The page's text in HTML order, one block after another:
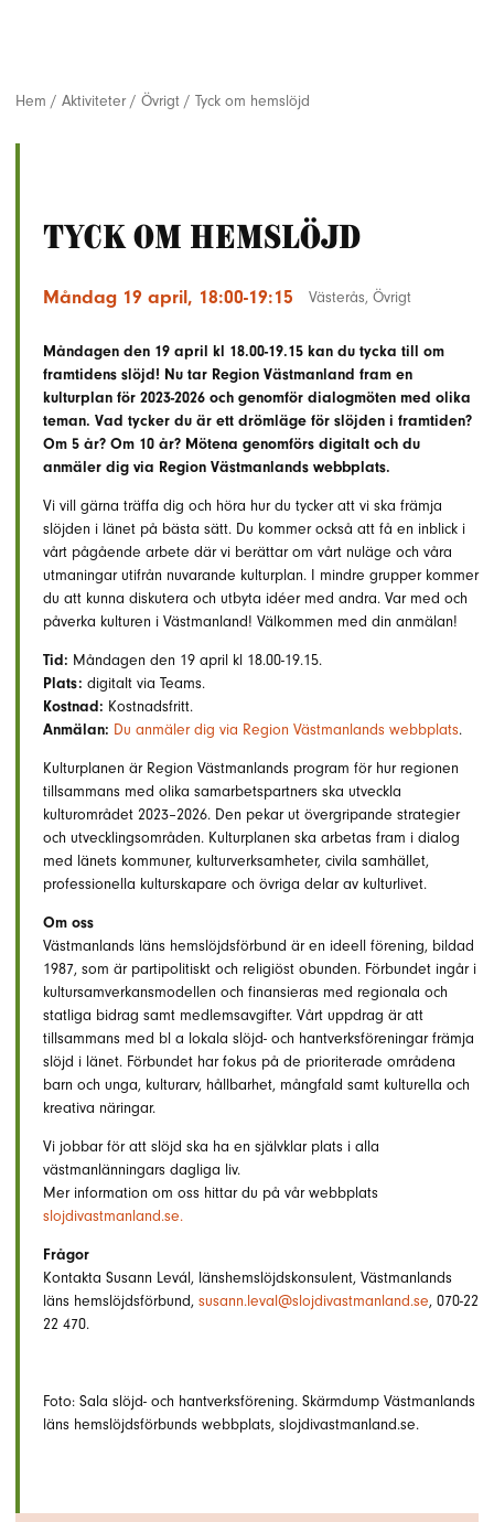
Hem / Aktiviteter / Övrigt / Tyck om hemslöjd
Tyck om hemslöjd
Måndag 19 april, 18:00-19:15 Västerås, Övrigt
Måndagen den 19 april kl 18.00-19.15 kan du tycka till om
framtidens slöjd! Nu tar Region Västmanland fram en
kulturplan för 2023-2026 och genomför dialogmöten med olika
teman. Vad tycker du är ett drömläge för slöjden i framtiden?
Om 5 år? Om 10 år? Mötena genomförs digitalt och du
anmäler dig via Region Västmanlands webbplats.
Vi vill gärna träffa dig och höra hur du tycker att vi ska främja
slöjden i länet på bästa sätt. Du kommer också att få en inblick i
vårt pågående arbete där vi berättar om vårt nuläge och våra
utmaningar utifrån nuvarande kulturplan. I mindre grupper kommer
du att kunna diskutera och utbyta idéer med andra. Var med och
påverka kulturen i Västmanland! Välkommen med din anmälan!
Tid: Måndagen den 19 april kl 18.00-19.15.
Plats: digitalt via Teams.
Kostnad: Kostnadsfritt.
Anmälan: Du anmäler dig via Region Västmanlands webbplats.
Kulturplanen är Region Västmanlands program för hur regionen
tillsammans med olika samarbetspartners ska utveckla
kulturområdet 2023–2026. Den pekar ut övergripande strategier
och utvecklingsområden. Kulturplanen ska arbetas fram i dialog
med länets kommuner, kulturverksamheter, civila samhället,
professionella kulturskapare och övriga delar av kulturlivet.
Om oss
Västmanlands läns hemslöjdsförbund är en ideell förening, bildad
1987, som är partipolitiskt och religiöst obunden. Förbundet ingår i
kultursamverkansmodellen och finansieras med regionala och
statliga bidrag samt medlemsavgifter. Vårt uppdrag är att
tillsammans med bl a lokala slöjd- och hantverksföreningar främja
slöjd i länet. Förbundet har fokus på de prioriterade områdena
barn och unga, kulturarv, hållbarhet, mångfald samt kulturella och
kreativa näringar.
Vi jobbar för att slöjd ska ha en självklar plats i alla
västmanlänningars dagliga liv.
Mer information om oss hittar du på vår webbplats
slojdivastmanland.se.
Frågor
Kontakta Susann Levál, länshemslöjdskonsulent, Västmanlands
läns hemslöjdsförbund, susann.leval@slojdivastmanland.se, 070-22
22 470.
Foto: Sala slöjd- och hantverksförening. Skärmdump Västmanlands
läns hemslöjdsförbunds webbplats, slojdivastmanland.se.